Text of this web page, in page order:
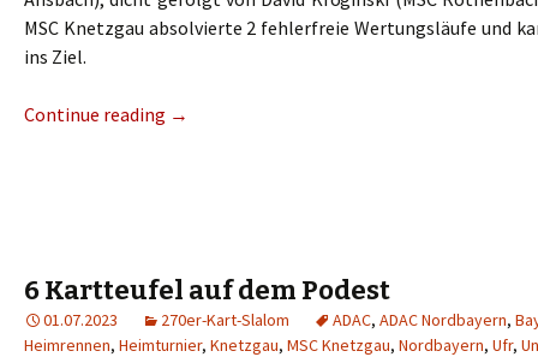
MSC Knetzgau absolvierte 2 fehlerfreie Wertungsläufe und
ins Ziel.
Continue reading →
6 Kartteufel auf dem Podest
01.07.2023 270er-Kart-Slalom ADAC, ADAC Nordbayern,
Heimrennen, Heimturnier, Knetzgau, MSC Knetzgau, Nordbayern, Ufr,